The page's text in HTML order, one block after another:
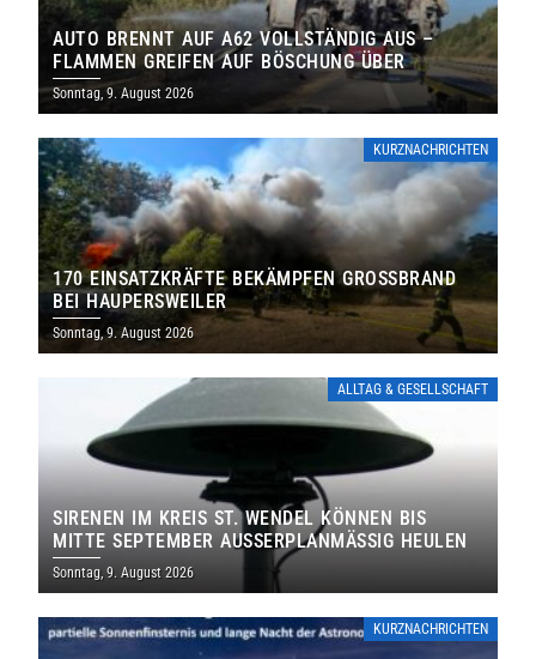
AUTO BRENNT AUF A62 VOLLSTÄNDIG AUS –
FLAMMEN GREIFEN AUF BÖSCHUNG ÜBER
Sonntag, 9. August 2026
KURZNACHRICHTEN
170 EINSATZKRÄFTE BEKÄMPFEN GROSSBRAND B
EI HAUPERSWEILER
Sonntag, 9. August 2026
ALLTAG & GESELLSCHAFT
SIRENEN IM KREIS ST. WENDEL KÖNNEN BIS
MITTE SEPTEMBER AUSSERPLANMÄSSIG HEULEN
Sonntag, 9. August 2026
KURZNACHRICHTEN